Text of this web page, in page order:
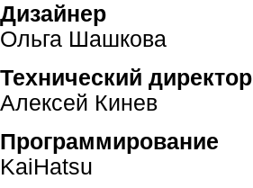
Дизайнер
Ольга Шашкова
Технический директор
Алексей Кинев
Программирование
KaiHatsu